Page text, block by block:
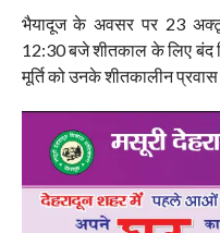
भैयादूज के अवसर पर 23
12:30 बजे शीतकाल के लिए बंद
मूर्ति को उनके शीतकालीन प्रवास